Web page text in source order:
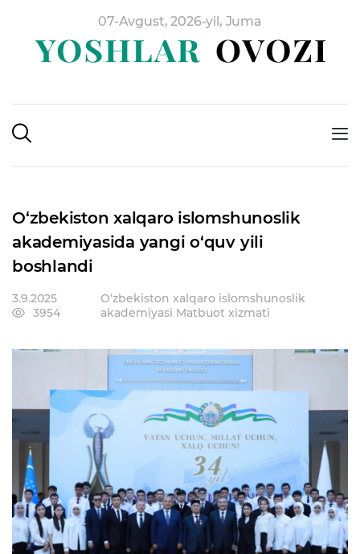
07-Avgust, 2026-yil, Juma
O‘zbekiston xalqaro islomshunoslik
akademiyasida yangi o‘quv yili
boshlandi
3.9.2025
3954
O‘zbekiston xalqaro islomshunoslik
akademiyasi Matbuot xizmati